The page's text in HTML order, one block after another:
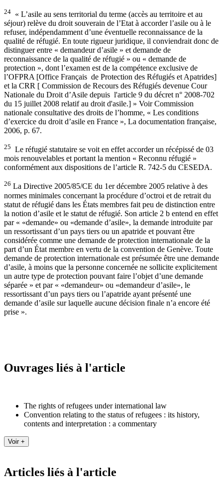
24 « L’asile au sens territorial du terme (accès au territoire et au
séjour) relève du droit souverain de l’Etat à accorder l’asile ou à le
refuser, indépendamment d’une éventuelle reconnaissance de la
qualité de réfugié. En toute rigueur juridique, il conviendrait donc de
distinguer entre « demandeur d’asile » et demande de
reconnaissance de la qualité de réfugié » ou « demande de
protection », dont l’examen est de la compétence exclusive de
l’OFPRA [Office Français de Protection des Réfugiés et Apatrides]
et la CRR [ Commission de Recours des Réfugiés devenue Cour
Nationale du Droit d’Asile depuis l'article 9 du décret n° 2008-702
du 15 juillet 2008 relatif au droit d'asile.] » Voir Commission
nationale consultative des droits de l’homme, « Les conditions
d’exercice du droit d’asile en France », La documentation française,
2006, p. 67.
25 Le réfugié statutaire se voit en effet accorder un récépissé de 03
mois renouvelables et portant la mention « Reconnu réfugié »
conformément aux dispositions de l’article R. 742-5 du CESEDA.
26 La Directive 2005/85/CE du 1er décembre 2005 relative à des
normes minimales concernant la procédure d’octroi et de retrait du
statut de réfugié dans les États membres fait peu de distinction entre
la notion d’asile et le statut de réfugié. Son article 2 b entend en effet
par « «demande» ou «demande d’asile», la demande introduite par
un ressortissant d’un pays tiers ou un apatride et pouvant être
considérée comme une demande de protection internationale de la
part d’un État membre en vertu de la convention de Genève. Toute
demande de protection internationale est présumée être une demande
d’asile, à moins que la personne concernée ne sollicite explicitement
un autre type de protection pouvant faire l’objet d’une demande
séparée » et par « «demandeur» ou «demandeur d’asile», le
ressortissant d’un pays tiers ou l’apatride ayant présenté une
demande d’asile sur laquelle aucune décision finale n’a encore été
prise ».
Ouvrages liés à l'article
The rights of refugees under international law
Convention relating to the status of refugees : its history,
contents and interpretation : a commentary
Articles liés à l'article